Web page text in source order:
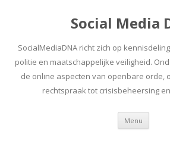
Social Media
SocialMediaDNA richt zich op
politie en maatschappelijke veiligheid.
de online aspecten van openbare orde,
rechtspraak tot crisisbeheersing
Menu Spring
inhoud